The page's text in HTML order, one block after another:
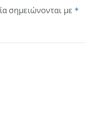
σημειώνονται με *